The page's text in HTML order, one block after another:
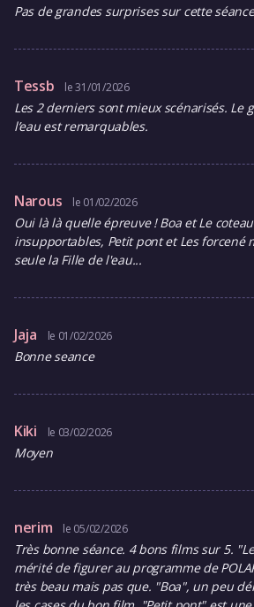
Pas de grandes surprises sur cette
Tessb le 31/01/2026
Les 2 derniers sont mieux scénarisés. Le
l’eau est remarquables.
Narous le 01/02/2026
Oui là là quelle épreuve ! Boa et Le
insupportables, Petit pont et Les forcené
seule la Fille de l'eau...
Jaja le 01/02/2026
Bonne seance
Kiki le 03/02/2026
Moyen
nerim le 05/02/2026
Très bonne séance. 4 bons films sur 5.
mérité de figurer au programme de
très beau mais pas que. "Boa", un peu